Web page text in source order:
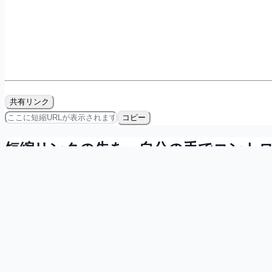
共有リンク
コピー
短縮リンクの先を、自分の手でコントロ